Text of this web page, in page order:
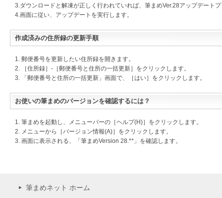
3.ダウンロードと解凍が正しく行われていれば、筆まめVer.28アップデート
4.画面に従い、アップデートを実行します。
作成済みの住所録の更新手順
1. 郵便番号を更新したい住所録を開きます。
2. ［住所録］-［郵便番号と住所の一括更新］をクリックします。
3. 「郵便番号と住所の一括更新」画面で、［はい］をクリックします。
お使いの筆まめのバージョンを確認するには？
1. 筆まめを起動し、メニューバーの［ヘルプ(H)］をクリックします。
2. メニューから［バージョン情報(A)］をクリックします。
3. 画面に表示される、「筆まめVersion 28.**」を確認します。
筆まめネット ホーム